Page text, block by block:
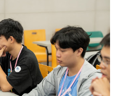
在於，由於各大終端裝置原廠
提供低延遲串流相對應的規範，但
此串流技術業者只能自己摸索。 受
播串流服務，只能在延遲、直播
如，常見的視訊會議軟體，像是
遲相對低，但參與人數上...
13 WordPress Taiwan
(Open Source People
GolangTW HackMD 16
17 Open Culture
TW (Google Developers
FediDev KR & FediLUG (Japan)
Distributed Ledger HackMD 21